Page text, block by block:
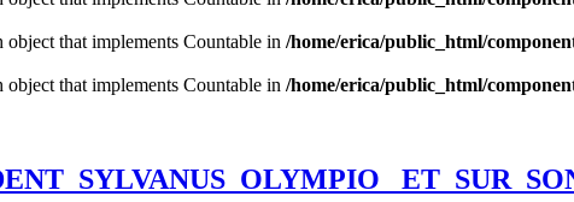
object that implements Countable in /home/erica/public_html/
object that implements Countable in /home/erica/public_html/
SYLVANUS OLYMPIO ET SUR